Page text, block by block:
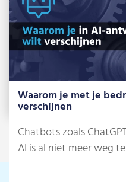
Waarom je met je
verschijnen
Chatbots zoals
AI is al niet meer weg